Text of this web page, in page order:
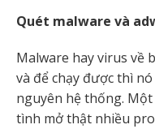
Quét malware và
Malware hay virus về
và để chạy được thì
nguyên hệ thống. Một
tình mở thật nhiều